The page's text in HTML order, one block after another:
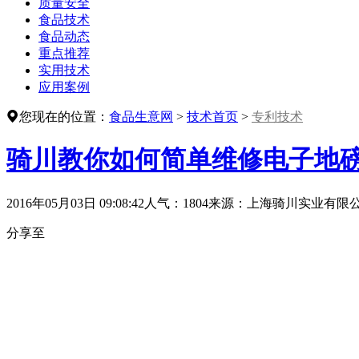
质量安全
食品技术
食品动态
重点推荐
实用技术
应用案例
您现在的位置： 食品生意网 > 技术首页 > 专利技术
骑川教你如何简单维修电子地
2016年05月03日 09:08:42 人气：1804来源： 上海骑川实业有限
分享至